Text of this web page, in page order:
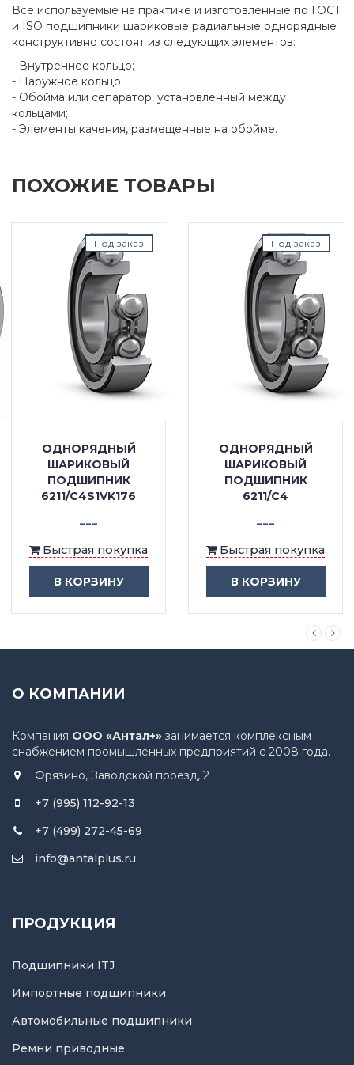
Все используемые на практике и изготовленные по ГОСТ
и ISO подшипники шариковые радиальные однорядные
конструктивно состоят из следующих элементов:
- Внутреннее кольцо;
- Наружное кольцо;
- Обойма или сепаратор, установленный между
кольцами;
- Элементы качения, размещенные на обойме.
ПОХОЖИЕ ТОВАРЫ
Под заказ
ОДНОРЯДНЫЙ
ШАРИКОВЫЙ
ПОДШИПНИК
6211/C4S1VK176
---
Быстрая покупка
В КОРЗИНУ
Под заказ
ОДНОРЯДНЫЙ
ШАРИКОВЫЙ
ПОДШИПНИК
6211/C4
---
Быстрая покупка
В КОРЗИНУ
О КОМПАНИИ
Компания ООО «Антал+» занимается комплексным
снабжением промышленных предприятий с 2008 года.
Фрязино, Заводской проезд, 2
+7 (995) 112-92-13
+7 (499) 272-45-69
info@antalplus.ru
ПРОДУКЦИЯ
Подшипники ITJ
Импортные подшипники
Автомобильные подшипники
Ремни приводные